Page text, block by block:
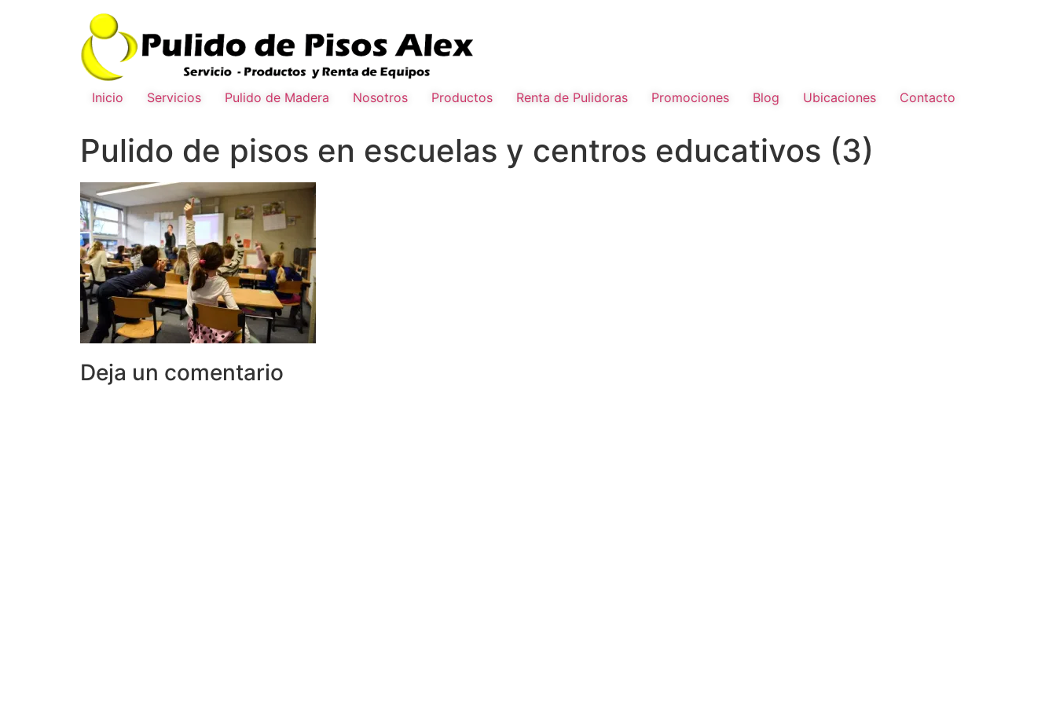
Inicio Servicios Pulido de Madera Nosotros Productos Renta de Pulidoras Promociones Blog Ubicaciones Contacto
Pulido de pisos en escuelas y centros educativos (3)
Deja un comentario